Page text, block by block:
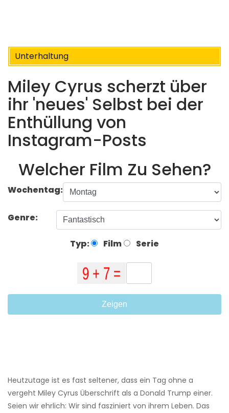
Unterhaltung
Miley Cyrus scherzt über
ihr 'neues' Selbst bei der
Enthüllung von
Instagram-Posts
Welcher Film Zu Sehen?
Wochentag:
Genre:
Typ: Film Serie
Zeigen
Heutzutage ist es fast seltener, dass ein Tag ohne a
vergeht Miley Cyrus Überschrift als a Donald Trump einer.
Seien wir ehrlich: Wir sind fasziniert von ihrem Leben. Das